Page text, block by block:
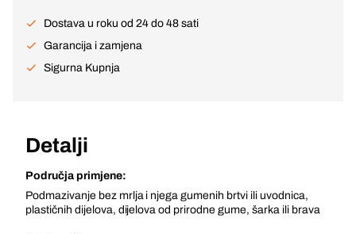
Dostava u roku od 24 do 48 sati
Garancija i zamjena
Sigurna Kupnja
Detalji
Područja primjene:
Podmazivanje bez mrlja i njega gumenih brtvi ili uvodnica,
plastičnih dijelova, dijelova od prirodne gume, šarka ili brava